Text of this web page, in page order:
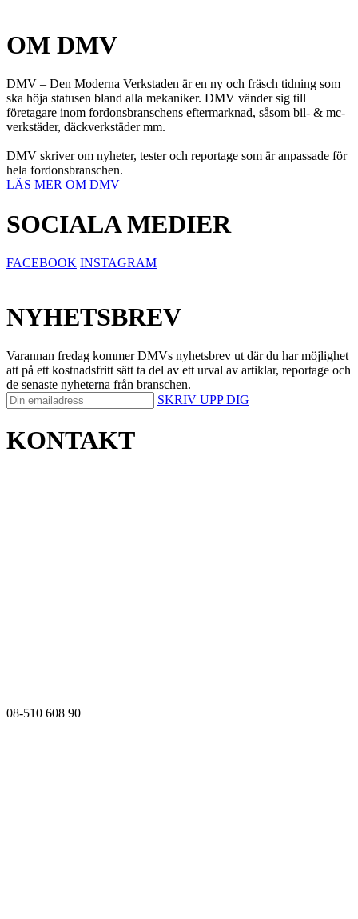
OM DMV
DMV – Den Moderna Verkstaden är en ny och fräsch tidning som
ska höja statusen bland alla mekaniker. DMV vänder sig till
företagare inom fordonsbranschens eftermarknad, såsom bil- & mc-
verkstäder, däckverkstäder mm.
DMV skriver om nyheter, tester och reportage som är anpassade för
hela fordonsbranschen.
LÄS MER OM DMV
SOCIALA MEDIER
FACEBOOK INSTAGRAM
NYHETSBREV
Varannan fredag kommer DMVs nyhetsbrev ut där du har möjlighet
att på ett kostnadsfritt sätt ta del av ett urval av artiklar, reportage och
de senaste nyheterna från branschen.
SKRIV UPP DIG
KONTAKT
08-510 608 90